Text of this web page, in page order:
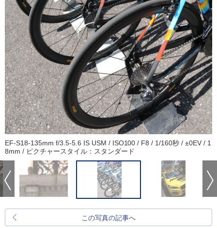
EF-S18-135mm f/3.5-5.6 IS USM / ISO100 / F8 / 1/160秒 / ±0EV / 1
8mm / ピクチャースタイル：スタンダード
この写真の記事へ